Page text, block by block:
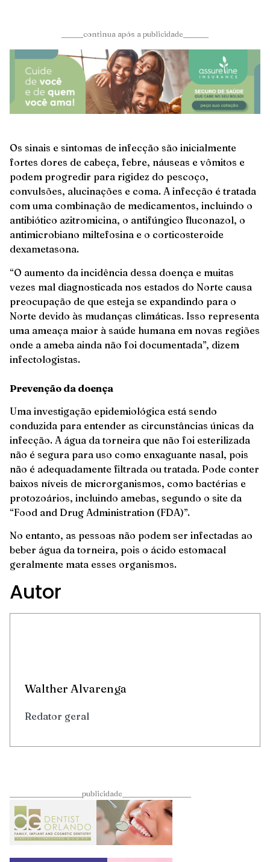
______continua após a publicidade_______
Os sinais e sintomas de infecção são inicialmente
fortes dores de cabeça, febre, náuseas e vômitos e
podem progredir para rigidez do pescoço,
convulsões, alucinações e coma. A infecção é tratada
com uma combinação de medicamentos, incluindo o
antibiótico azitromicina, o antifúngico fluconazol, o
antimicrobiano miltefosina e o corticosteroide
dexametasona.
“O aumento da incidência dessa doença e muitas
vezes mal diagnosticada nos estados do Norte causa
preocupação de que esteja se expandindo para o
Norte devido às mudanças climáticas. Isso representa
uma ameaça maior à saúde humana em novas regiões
onde a ameba ainda não foi documentada”, dizem
infectologistas.
Prevenção da doença
Uma investigação epidemiológica está sendo
conduzida para entender as circunstâncias únicas da
infecção. A água da torneira que não foi esterilizada
não é segura para uso como enxaguante nasal, pois
não é adequadamente filtrada ou tratada. Pode conter
baixos níveis de microrganismos, como bactérias e
protozoários, incluindo amebas, segundo o site da
“Food and Drug Administration (FDA)”.
No entanto, as pessoas não podem ser infectadas ao
beber água da torneira, pois o ácido estomacal
geralmente mata esses organismos.
Autor
Walther Alvarenga
Redator geral
____________________publicidade___________________